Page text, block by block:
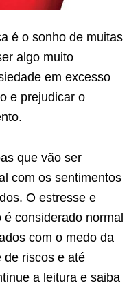
é o sonho de muitas
algo muito
em excesso
e prejudicar o
que vão ser
com os sentimentos
O estresse e
considerado normal
com o medo da
de riscos e até
a leitura e saiba